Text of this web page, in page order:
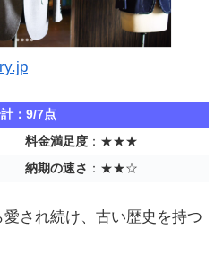
：9/7点
料金満足度 ：★★★
納期の速さ ：★★☆
され続け、古い歴史を持つ